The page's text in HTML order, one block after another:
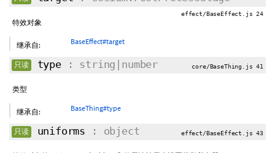
effect/BaseEffect.js 24
特效对象
继承自: BaseEffect#target
只读 type: string|number core/BaseThing.js 41
类型
继承自: BaseThing#type
只读 uniforms : object effect/BaseEffect.js 43